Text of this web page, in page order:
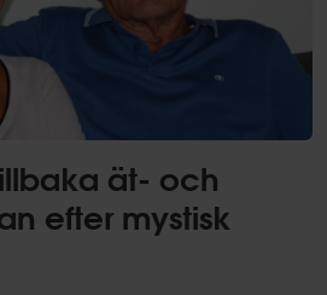
ät- och
efter mystisk